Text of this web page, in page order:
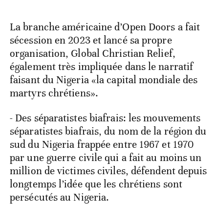
La branche américaine d’Open Doors a fait
sécession en 2023 et lancé sa propre
organisation, Global Christian Relief,
également très impliquée dans le narratif
faisant du Nigeria «la capital mondiale des
martyrs chrétiens».
- Des séparatistes biafrais: les mouvements
séparatistes biafrais, du nom de la région du
sud du Nigeria frappée entre 1967 et 1970
par une guerre civile qui a fait au moins un
million de victimes civiles, défendent depuis
longtemps l’idée que les chrétiens sont
persécutés au Nigeria.